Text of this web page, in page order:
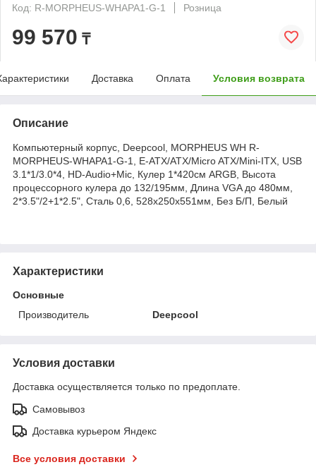
Код: R-MORPHEUS-WHAPA1-G-1
Розница
99 570 ₸
Доставка Оплата Условия возврата
Описание
Компьютерный корпус, Deepcool, MORPHEUS WH R-
MORPHEUS-WHAPA1-G-1, E-ATX/ATX/Micro ATX/Mini-ITX, USB
3.1*1/3.0*4, HD-Audio+Mic, Кулер 1*420см ARGB, Высота
процессорного кулера до 132/195мм, Длина VGA до 480мм,
2*3.5"/2+1*2.5", Сталь 0,6, 528х250х551мм, Без Б/П, Белый
Характеристики
Основные
Производитель
Deepcool
Условия доставки
Доставка осуществляется только по предоплате.
Самовывоз
Доставка курьером Яндекс
Все условия доставки